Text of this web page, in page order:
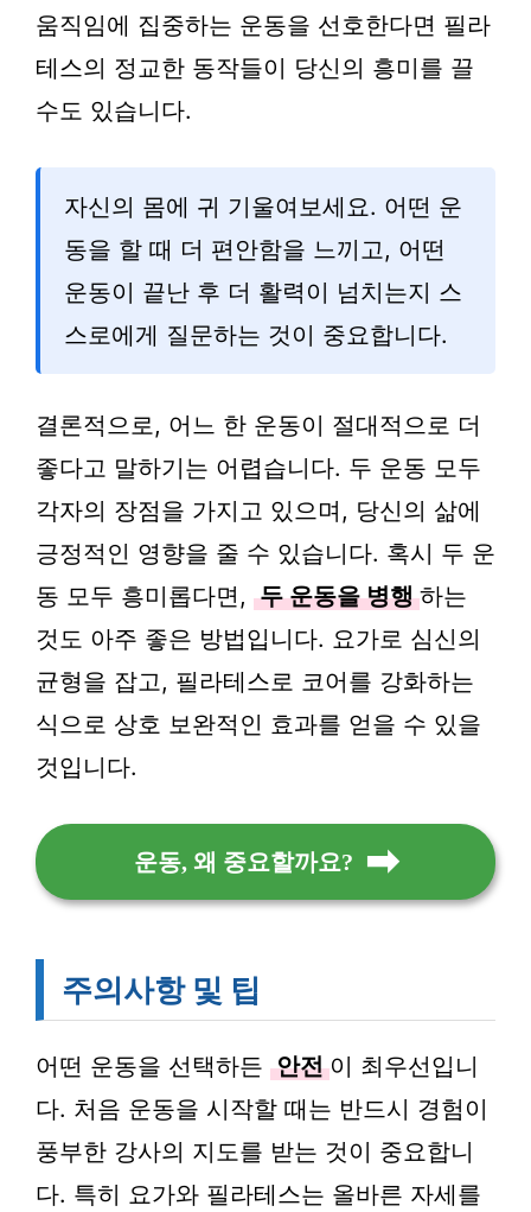
움직임에 집중하는 운동을 선호한다면 필라
테스의 정교한 동작들이 당신의 흥미를 끌
수도 있습니다.
자신의 몸에 귀 기울여보세요. 어떤 운
동을 할 때 더 편안함을 느끼고, 어떤
운동이 끝난 후 더 활력이 넘치는지 스
스로에게 질문하는 것이 중요합니다.
결론적으로, 어느 한 운동이 절대적으로 더
좋다고 말하기는 어렵습니다. 두 운동 모두
각자의 장점을 가지고 있으며, 당신의 삶에
긍정적인 영향을 줄 수 있습니다. 혹시 두 운
동 모두 흥미롭다면, 두 운동을 병행 하는
것도 아주 좋은 방법입니다. 요가로 심신의
균형을 잡고, 필라테스로 코어를 강화하는
식으로 상호 보완적인 효과를 얻을 수 있을
것입니다.
운동, 왜 중요할까요?
주의사항 및 팁
어떤 운동을 선택하든 안전 이 최우선입니
다. 처음 운동을 시작할 때는 반드시 경험이
풍부한 강사의 지도를 받는 것이 중요합니
다. 특히 요가와 필라테스는 올바른 자세를